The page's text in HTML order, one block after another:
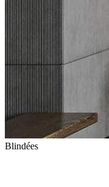
Blindées